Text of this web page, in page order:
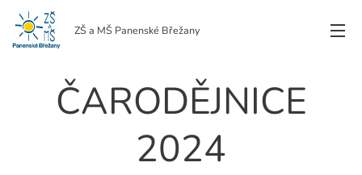
ZŠ a MŠ Panenské Břežany
ČARODĚJNICE
2024